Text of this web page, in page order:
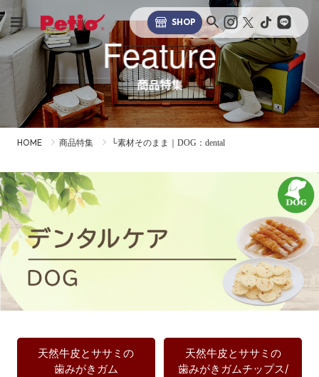
SHOP
Feature
商品特集
HOME 商品特集 └素材そのまま｜DOG：dental
天然牛皮とササミの
歯みがきガム
天然牛皮とササミの
歯みがきガムチップス/